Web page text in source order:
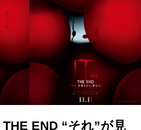
THE END “それ”が見